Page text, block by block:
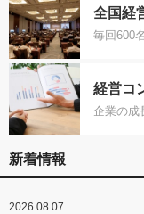
全国経
毎回600
経営コ
企業の成
新着情報
2026.08.07